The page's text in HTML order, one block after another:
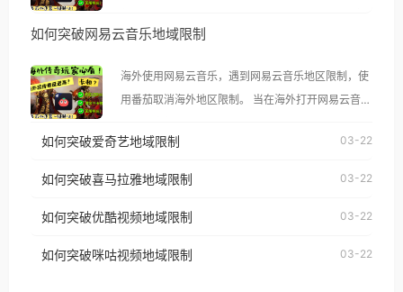
示语。 海外用户如香港、澳门、台湾、美国、加拿
像其他音乐平台一样，出现地区及版权限制问题，且
仅能在中国大陆地区播放。 遇到这个问题的朋友们，
台湾、美国、加拿大、澳大利亚、欧洲等国家和地区
权限制所困扰。
如何突破网易云音乐地域限制
海外使用网易云音乐，遇到网易云音乐地区限制，使
用番茄取消海外地区限制。 当在海外打开网易云音
播放”的提示语。 海外用户如香港、澳门、台湾、美
制问题，且仅能在中国大陆地区播放。 遇到这个问题
户收听网易云音乐地区版权限制」的问题，无论人在
如何突破爱奇艺地域限制 03-22
如何突破喜马拉雅地域限制 03-22
如何突破优酷视频地域限制 03-22
如何突破咪咕视频地域限制 03-22